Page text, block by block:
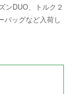
ンDUO、トルク２
バッグなど入荷し